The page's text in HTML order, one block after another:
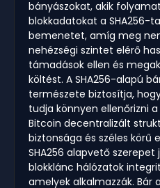
bányászokat, akik
blokkadatokat a SHA256-
bemenetet, amíg meg
nehézségi szintet elérő
támadások ellen és
költést. A SHA256-alapú
természete biztosítja,
tudja könnyen ellenőrizni
Bitcoin decentralizált
biztonsága és széles
SHA256 alapvető
blokklánc hálózatok
amelyek alkalmazzák. Bár